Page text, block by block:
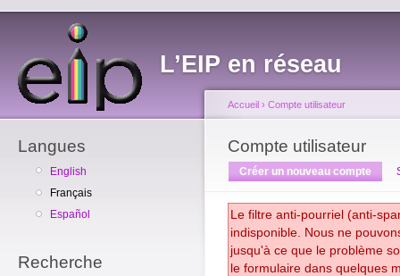
L’EIP en réseau
Langues
English
Français
Español
Recherche
Accueil › Compte utilisateur
Compte utilisateur
Créer un nouveau compte
Le filtre anti-pourriel (anti-
indisponible. Nous ne
jusqu'à ce que le problème
le formulaire dans quelques